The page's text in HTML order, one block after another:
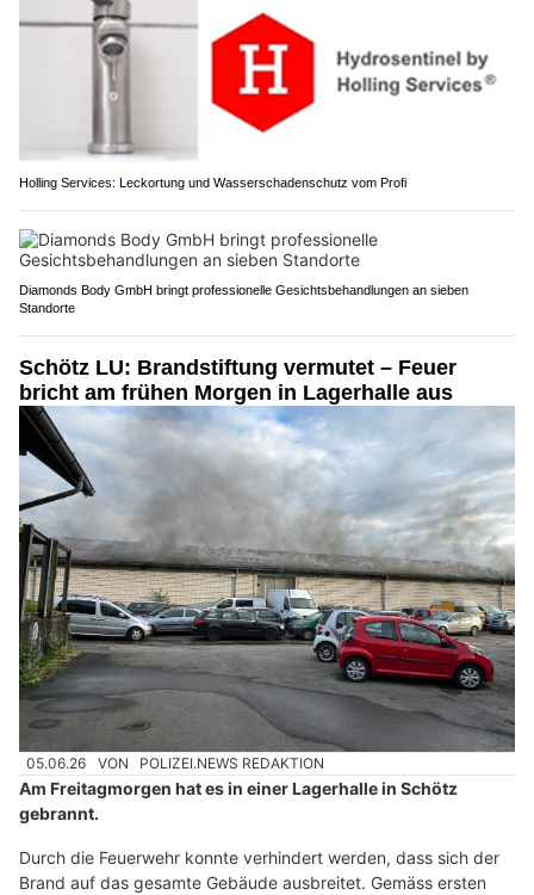
Holling Services: Leckortung und Wasserschadenschutz vom Profi
Diamonds Body GmbH bringt professionelle Gesichtsbehandlungen an sieben
Standorte
Schötz LU: Brandstiftung vermutet – Feuer
bricht am frühen Morgen in Lagerhalle aus
05.06.26 VON POLIZEI.NEWS REDAKTION
Am Freitagmorgen hat es in einer Lagerhalle in Schötz
gebrannt.
Durch die Feuerwehr konnte verhindert werden, dass sich der
Brand auf das gesamte Gebäude ausbreitet. Gemäss ersten